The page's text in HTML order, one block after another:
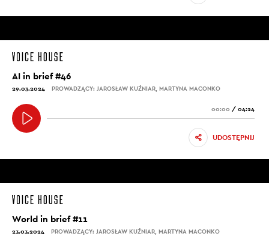
AI in brief #46
29.03.2024 PROWADZĄCY: JAROSŁAW KUŹNIAR, MARTYNA MACONKO
00:00 / 04:24
UDOSTĘPNIJ
World in brief #11
23.03.2024 PROWADZĄCY: JAROSŁAW KUŹNIAR, MARTYNA MACONKO